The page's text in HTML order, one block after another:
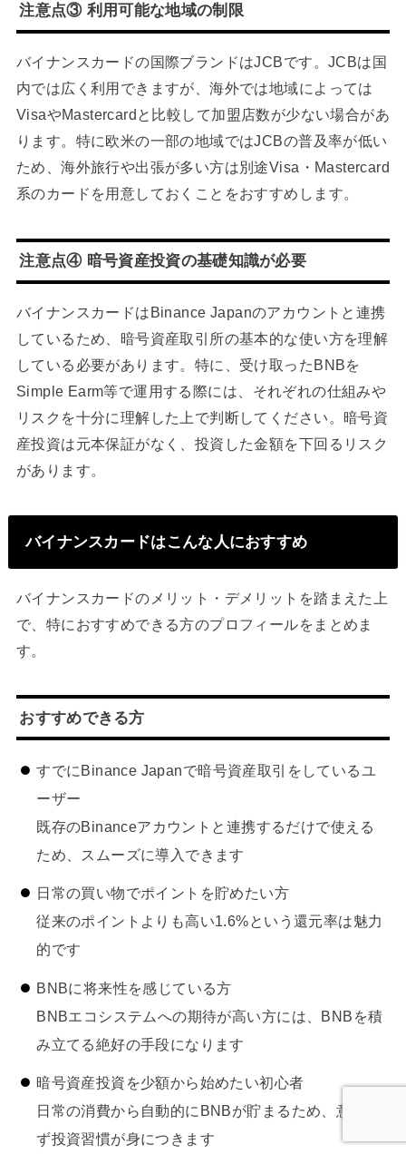
注意点③ 利用可能な地域の制限
バイナンスカードの国際ブランドはJCBです。JCBは国
内では広く利用できますが、海外では地域によっては
VisaやMastercardと比較して加盟店数が少ない場合があ
ります。特に欧米の一部の地域ではJCBの普及率が低い
ため、海外旅行や出張が多い方は別途Visa・Mastercard
系のカードを用意しておくことをおすすめします。
注意点④ 暗号資産投資の基礎知識が必要
バイナンスカードはBinance Japanのアカウントと連携
しているため、暗号資産取引所の基本的な使い方を理解
している必要があります。特に、受け取ったBNBを
Simple Earm等で運用する際には、それぞれの仕組みや
リスクを十分に理解した上で判断してください。暗号資
産投資は元本保証がなく、投資した金額を下回るリスク
があります。
バイナンスカードはこんな人におすすめ
バイナンスカードのメリット・デメリットを踏まえた上
で、特におすすめできる方のプロフィールをまとめま
す。
おすすめできる方
すでにBinance Japanで暗号資産取引をしているユ
ーザー
既存のBinanceアカウントと連携するだけで使える
ため、スムーズに導入できます
日常の買い物でポイントを貯めたい方
従来のポイントよりも高い1.6%という還元率は魅力
的です
BNBに将来性を感じている方
BNBエコシステムへの期待が高い方には、BNBを積
み立てる絶好の手段になります
暗号資産投資を少額から始めたい初心者
日常の消費から自動的にBNBが貯まるため、意識せ
ず投資習慣が身につきます